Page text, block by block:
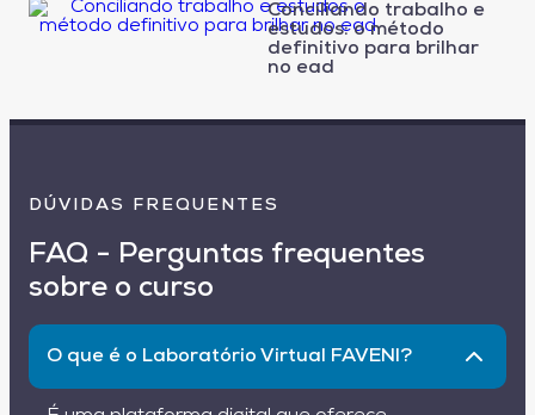
Conciliando trabalho e
estudos: o método
definitivo para brilhar
no ead
DÚVIDAS FREQUENTES
FAQ - Perguntas frequentes
sobre o curso
O que é o Laboratório Virtual FAVENI?